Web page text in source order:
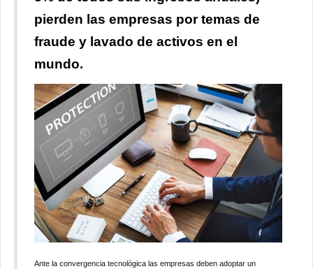
pierden las empresas por temas de
fraude y lavado de activos en el
mundo.
Ante la convergencia tecnológica las empresas deben adoptar un